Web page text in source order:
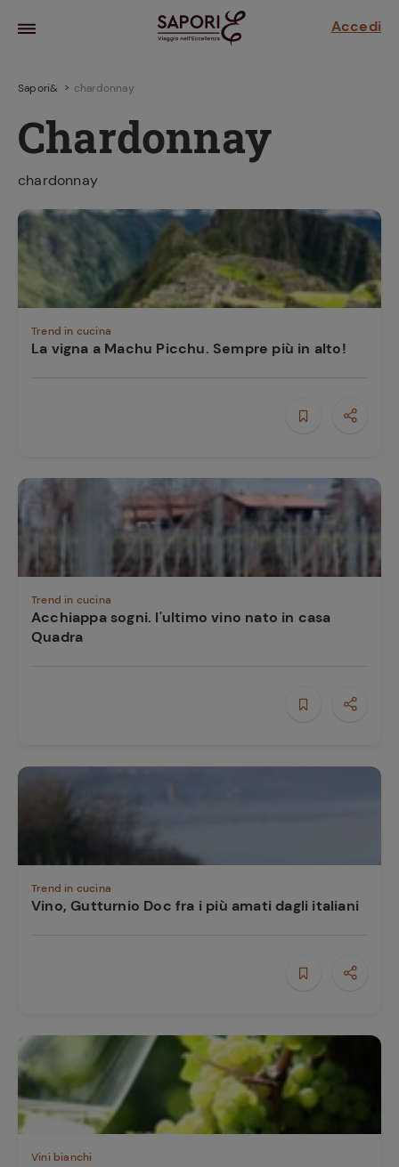
Accedi
frutta
sensi di
Sapori& chardonnay
Chardonnay
chardonnay
Trend in cucina
La vigna a Machu Picchu. Sempre più in alto!
Trend in cucina
Acchiappa sogni. l'ultimo vino nato in casa
Quadra
Trend in cucina
Vino, Gutturnio Doc fra i più amati dagli italiani
Vini bianchi